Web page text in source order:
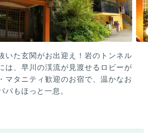
いた玄関がお出迎え！岩のトンネル
は、早川の渓流が見渡せるロビーが
マタニティ歓迎のお宿で、温かなお
パもほっと一息。